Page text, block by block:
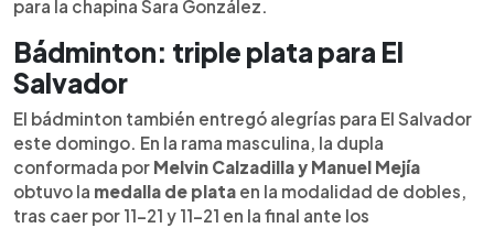
para la chapina Sara González.
Bádminton: triple plata para El
Salvador
El bádminton también entregó alegrías para El Salvador
este domingo. En la rama masculina, la dupla
conformada por Melvin Calzadilla y Manuel Mejía
obtuvo la medalla de plata en la modalidad de dobles,
tras caer por 11-21 y 11-21 en la final ante los